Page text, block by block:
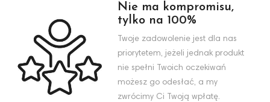
Nie ma kompromisu,
tylko na 100%
Twoje zadowolenie jest dla nas
priorytetem, jeżeli jednak produkt
nie spełni Twoich oczekiwań
możesz go odesłać, a my
zwrócimy Ci Twoją wpłatę.